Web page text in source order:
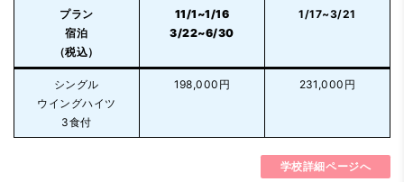
プラン
宿泊
（税込）
11/1~1/16
3/22~6/30
1/17~3/21
シングル
ウイングハイツ
3食付
198,000円 231,000円
学校詳細ページへ